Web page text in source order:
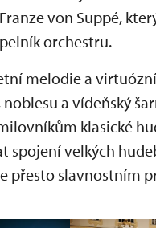
von Suppé,
orchestru.
melodie a
a vídeňský
klasické
spojení velkých
přesto slavnostním